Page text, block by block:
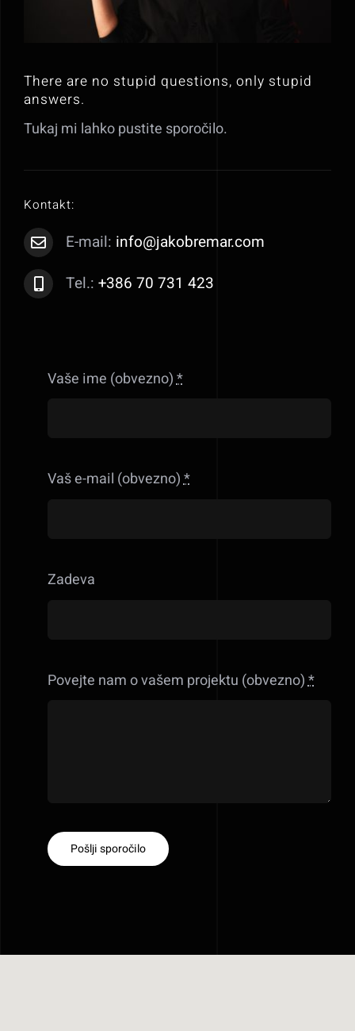
There are no stupid questions, only stupid
answers.
Tukaj mi lahko pustite sporočilo.
Kontakt:
E-mail: info@jakobremar.com
Tel.: +386 70 731 423
Vaše ime (obvezno)*
Vaš e-mail (obvezno)*
Zadeva
Povejte nam o vašem projektu (obvezno)*
Pošlji sporočilo